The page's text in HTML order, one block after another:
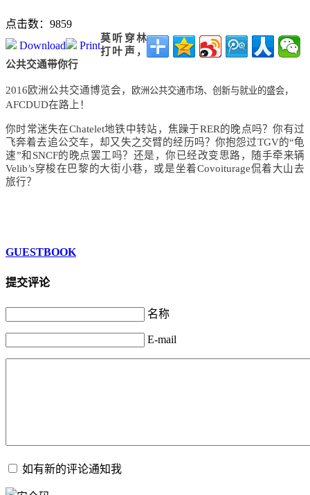
点击数：9859
Print
Download
莫听穿林
打叶声，
公共交通带你行
2016欧洲公共交通博览会， 欧洲公共交通市场、创新与就业的盛会，
AFCDUD在路上！
你时常迷失在Chatelet地铁中转站，焦躁于RER的晚点吗？你有过
飞奔着去追公交车，却又失之交臂的经历吗？你抱怨过TGV的“龟
速”和SNCF的晚点罢工吗？还是，你已经改变思路，随手牵来辆
Velib’s穿梭在巴黎的大街小巷，或是坐着Covoiturage侃着大山去
旅行？
GUESTBOOK
提交评论
名称
E-mail
如有新的评论通知我